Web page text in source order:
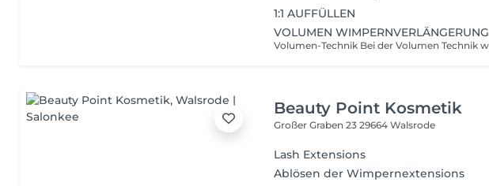
1:1 AUFFÜLLEN
VOLUMEN WIMPERNVERLÄNGERUNG
Beauty Point Kosmetik
Großer Graben 2329664 Walsrode
Lash Extensions
Ablösen der Wimpernextensions